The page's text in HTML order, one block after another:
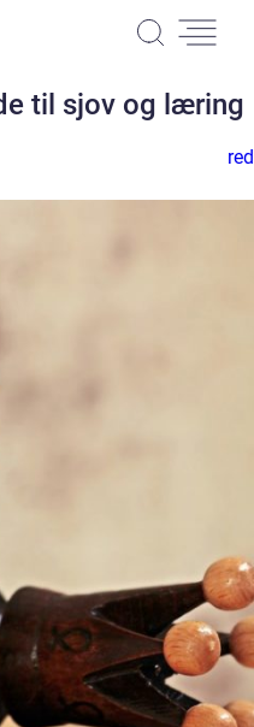
til sjov og læring